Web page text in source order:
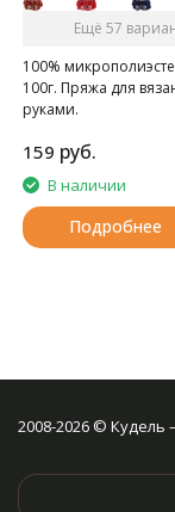
Ещё 57
100%
100г. Пряжа для
руками.
159 руб.
В наличии
Подробнее
2008-2026 ©